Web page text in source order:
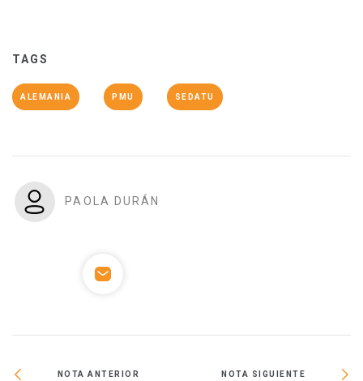
TAGS
ALEMANIA PMU SEDATU
PAOLA DURÁN
NOTA ANTERIOR NOTA SIGUIENTE